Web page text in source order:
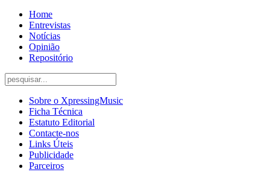
Home
Entrevistas
Notícias
Opinião
Repositório
Sobre o XpressingMusic
Ficha Técnica
Estatuto Editorial
Contacte-nos
Links Úteis
Publicidade
Parceiros